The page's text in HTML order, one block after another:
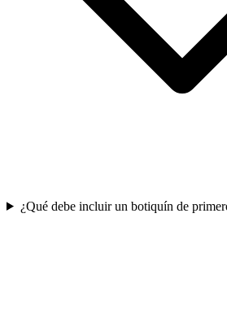
¿Qué debe incluir un botiquín de